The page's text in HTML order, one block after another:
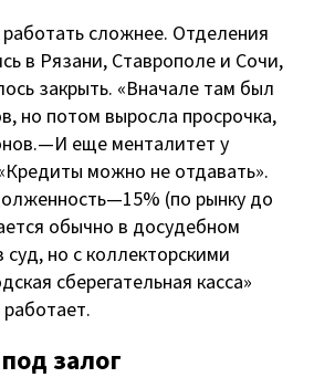
работать сложнее. Отделения
в Рязани, Ставрополе и Сочи,
закрыть. «Вначале там был
но потом выросла просрочка,
— И еще менталитет у
можно не отдавать».
— 15% (по рынку до
обычно в досудебном
но с коллекторскими
сберегательная касса»
залог